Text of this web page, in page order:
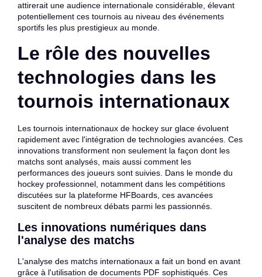
attirerait une audience internationale considérable, élevant
potentiellement ces tournois au niveau des événements
sportifs les plus prestigieux au monde.
Le rôle des nouvelles
technologies dans les
tournois internationaux
Les tournois internationaux de hockey sur glace évoluent
rapidement avec l'intégration de technologies avancées. Ces
innovations transforment non seulement la façon dont les
matchs sont analysés, mais aussi comment les
performances des joueurs sont suivies. Dans le monde du
hockey professionnel, notamment dans les compétitions
discutées sur la plateforme HFBoards, ces avancées
suscitent de nombreux débats parmi les passionnés.
Les innovations numériques dans
l'analyse des matchs
L'analyse des matchs internationaux a fait un bond en avant
grâce à l'utilisation de documents PDF sophistiqués. Ces